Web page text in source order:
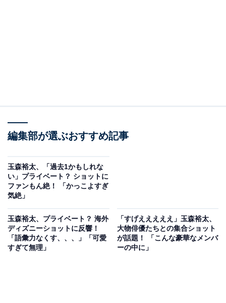
編集部が選ぶおすすめ記事
玉森裕太、「過去1かもしれな
い」プライベート？ ショットに
ファンもん絶！ 「かっこよすぎ
気絶」
玉森裕太、プライベート？ 海外
ディズニーショットに反響！
「語彙力なくす、、、」「可愛
すぎて無理」
「すげえええええ」玉森裕太、
大物俳優たちとの集合ショット
が話題！ 「こんな豪華なメンバ
ーの中に」